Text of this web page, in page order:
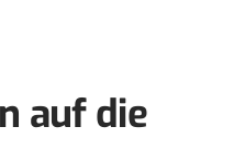
auf die